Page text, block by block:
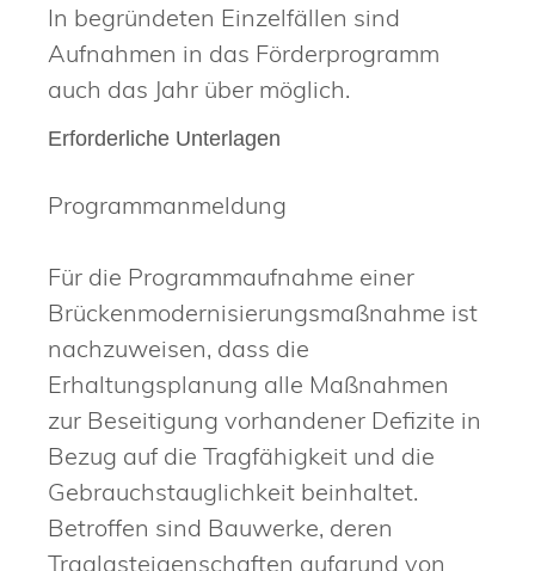
In begründeten Einzelfällen sind
Aufnahmen in das Förderprogramm
auch das Jahr über möglich.
Erforderliche Unterlagen
Programmanmeldung
Für die Programmaufnahme einer
Brückenmodernisierungsmaßnahme ist
nachzuweisen, dass die
Erhaltungsplanung alle Maßnahmen
zur Beseitigung vorhandener Defizite in
Bezug auf die Tragfähigkeit und die
Gebrauchstauglichkeit beinhaltet.
Betroffen sind Bauwerke, deren
Traglasteigenschaften aufgrund von